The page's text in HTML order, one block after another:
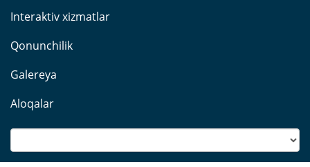
Interaktiv xizmatlar
Qonunchilik
Galereya
Aloqalar